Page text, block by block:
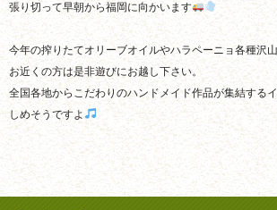
張り切って早朝から福岡に向かいます
今年の搾りたてオリーブオイルやハラペーニョ各種沢
お近くの方は是非遊びにお越し下さい。
全国各地からこだわりのハンドメイド作品が集結する
しめそうですよ